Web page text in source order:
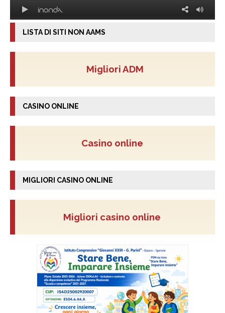
LISTA DI SITI NON AAMS
Migliori ADM
CASINO ONLINE
Casino online
MIGLIORI CASINO ONLINE
Migliori casino online